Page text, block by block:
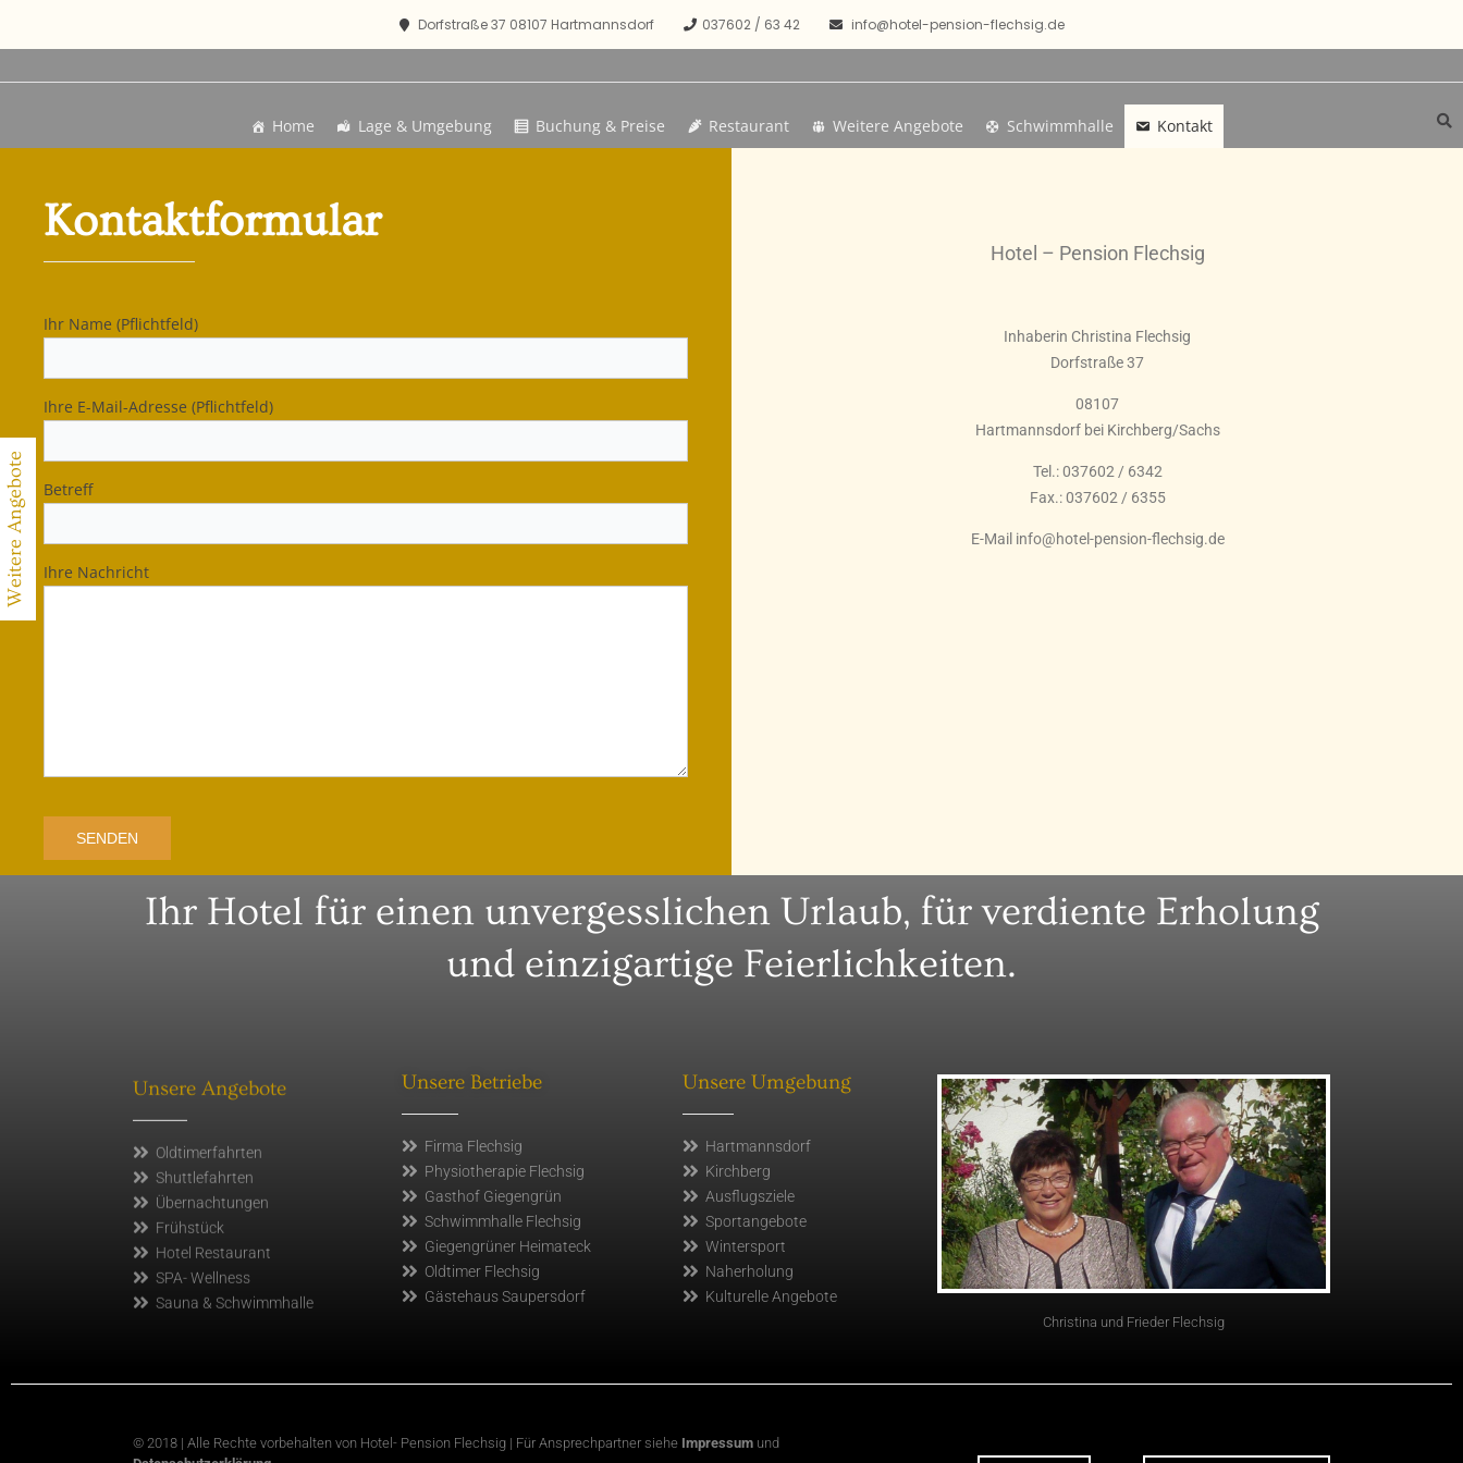
Dorfstraße 37 08107 Hartmannsdorf 037602 / 63 42 info@hotel-pension-flechsig.de
Hotel- Pension Flechsig
Home Lage & Umgebung Buchung & Preise Restaurant Weitere Angebote Schwimmhalle Kontakt
Kontaktformular
Ihr Name (Pflichtfeld)
Ihre E-Mail-Adresse (Pflichtfeld)
Betreff
Ihre Nachricht
Hotel – Pension Flechsig
Inhaberin Christina Flechsig
Dorfstraße 37
08107
Hartmannsdorf bei Kirchberg/Sachs
Tel.: 037602 / 6342
Fax.: 037602 / 6355
E-Mail info@hotel-pension-flechsig.de
Ihr Hotel für einen unvergesslichen Urlaub, für verdiente Erholung
und einzigartige Feierlichkeiten.
Unsere Angebote
Oldtimerfahrten
Shuttlefahrten
Übernachtungen
Frühstück
Hotel Restaurant
SPA- Wellness
Sauna & Schwimmhalle
Unsere Betriebe
Firma Flechsig
Physiotherapie Flechsig
Gasthof Giegengrün
Schwimmhalle Flechsig
Giegengrüner Heimateck
Oldtimer Flechsig
Gästehaus Saupersdorf
Unsere Umgebung
Hartmannsdorf
Kirchberg
Ausflugsziele
Sportangebote
Wintersport
Naherholung
Kulturelle Angebote
Christina und Frieder Flechsig
© 2018 | Alle Rechte vorbehalten von Hotel- Pension Flechsig | Für Ansprechpartner siehe Impressum und
Weitere Angebote